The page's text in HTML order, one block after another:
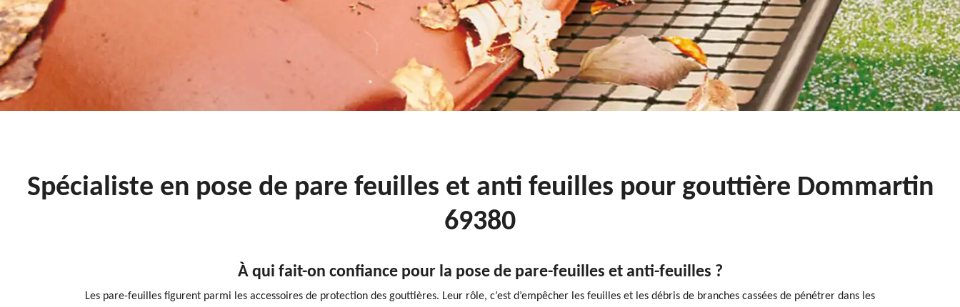
Spécialiste en pose de pare feuilles et anti feuilles pour gouttière Dommartin
69380
À qui fait-on confiance pour la pose de pare-feuilles et anti-feuilles ?
Les pare-feuilles figurent parmi les accessoires de protection des gouttières. Leur rôle, c’est d’empêcher les feuilles et les débris de branches cassées de pénétrer dans les